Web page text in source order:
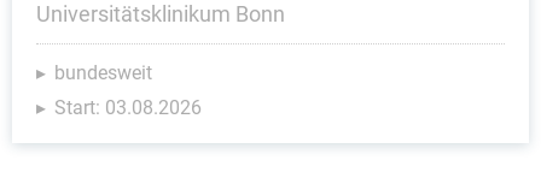
Universitätsklinikum Bonn
bundesweit
Start: 03.08.2026